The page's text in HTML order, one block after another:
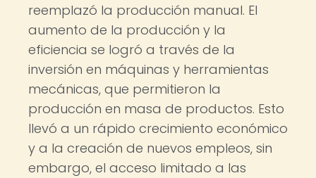
reemplazó la producción manual. El
aumento de la producción y la
eficiencia se logró a través de la
inversión en máquinas y herramientas
mecánicas, que permitieron la
producción en masa de productos. Esto
llevó a un rápido crecimiento económico
y a la creación de nuevos empleos, sin
embargo, el acceso limitado a las